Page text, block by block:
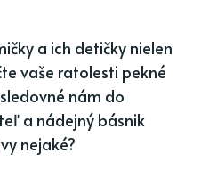
a ich detičky nielen
vaše ratolesti pekné
nám do
a nádejný básnik
nejaké?